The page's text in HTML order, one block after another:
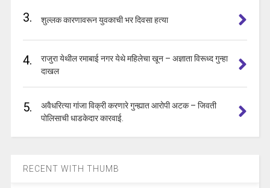
3. शुल्लक कारणावरून युवकाची भर दिवसा हत्या
4.
राजुरा येथील रमाबाई नगर येथे महिलेचा खून – अज्ञाता विरूध्द गुन्हा
दाखल
5.
अवैधरित्या गांजा विक्री करणारे गुन्ह्यात आरोपी अटक – जिवती
पोलिसाची धाडकेदार कारवाई.
RECENT WITH THUMB